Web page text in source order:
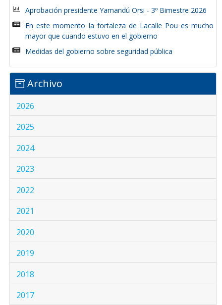
Aprobación presidente Yamandú Orsi - 3º Bimestre 2026
En este momento la fortaleza de Lacalle Pou es mucho
mayor que cuando estuvo en el gobierno
Medidas del gobierno sobre seguridad pública
Archivo
2026
2025
2024
2023
2022
2021
2020
2019
2018
2017